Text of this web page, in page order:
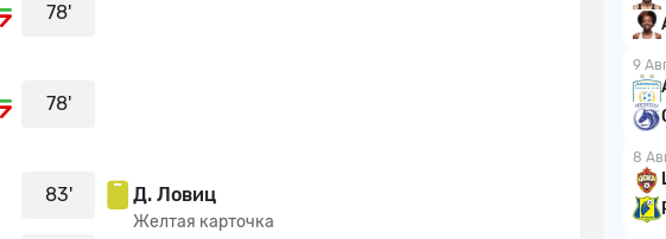
78'
78'
83' Д. Ловиц
Желтая карточка
9
8